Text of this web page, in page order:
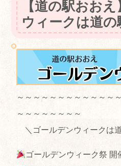
【道の駅おお
ウィークは道の
～～～～～～～～～～～～
～～～～～～～～
＼ゴールデンウィークは
ゴールデンウィーク祭 開